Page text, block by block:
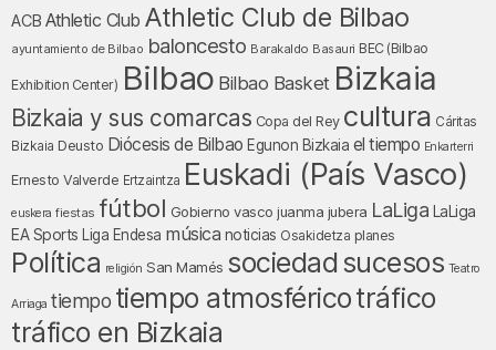
ACB Athletic Club Athletic Club de Bilbao
ayuntamiento de Bilbao baloncesto Barakaldo Basauri BEC (Bilbao
Exhibition Center) Bilbao Bilbao Basket Bizkaia
Bizkaia y sus comarcas Copa del Rey cultura Cáritas
Bizkaia Deusto Diócesis de Bilbao Egunon Bizkaia el tiempo Enkarterri
Ernesto Valverde Ertzaintza Euskadi (País Vasco)
euskera fiestas fútbol Gobierno vasco juanma jubera LaLiga LaLiga
EA Sports
Liga Endesa música noticias Osakidetza planes
Política religión San Mamés sociedad sucesos Teatro
Arriaga tiempo tiempo atmosféricotráfico
tráfico en Bizkaia